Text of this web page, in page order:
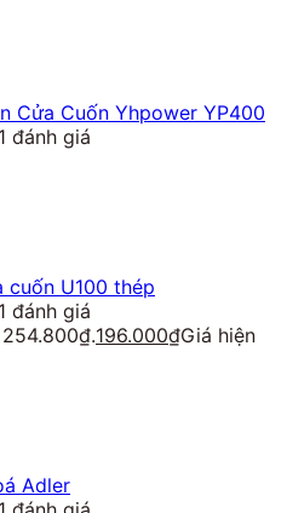
Cửa Cuốn Yhpower YP400
1 đánh giá
cuốn U100 thép
1 đánh giá
196.000₫Giá hiện
Adler